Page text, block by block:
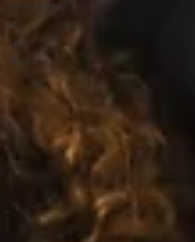
Dreammachine
AT
Site
Morancez